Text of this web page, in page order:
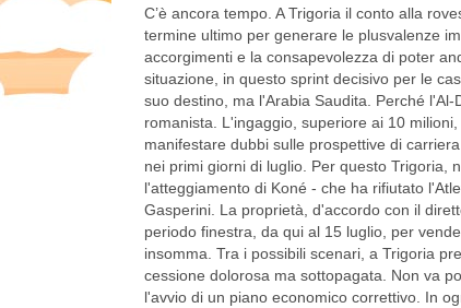
C’è ancora tempo. A Trigoria il conto alla
termine ultimo per generare le plusvalenze
accorgimenti e la consapevolezza di poter
situazione, in questo sprint decisivo per le
suo destino, ma l'Arabia Saudita. Perché
romanista. L'ingaggio, superiore ai 10
manifestare dubbi sulle prospettive di
nei primi giorni di luglio. Per questo Trigoria,
l'atteggiamento di Koné - che ha rifiutato
Gasperini. La proprietà, d'accordo con il
periodo finestra, da qui al 15 luglio, per
insomma. Tra i possibili scenari, a Trigoria
cessione dolorosa ma sottopagata. Non va
l'avvio di un piano economico correttivo. In